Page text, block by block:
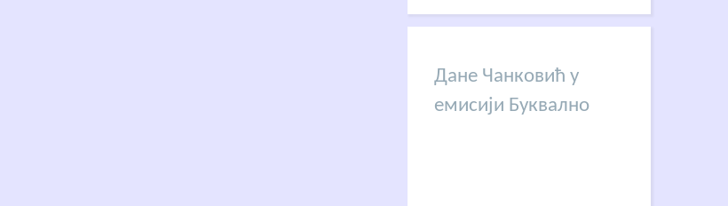
Дане Чанковић у
емисији Буквално